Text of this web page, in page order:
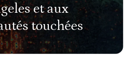
et aux
touchées